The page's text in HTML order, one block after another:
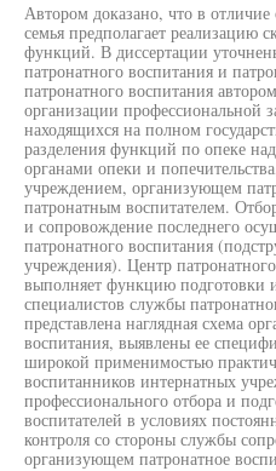
Автором доказано, что в
семья предполагает реализацию
функций. В диссертации
патронатного воспитания и
патронатного воспитания
организации профессиональной
находящихся на полном
разделения функций по опеке
органами опеки и
учреждением, организующем
патронатным воспитателем.
и сопровождение последнего
патронатного воспитания
учреждения). Центр
выполняет функцию подготовки
специалистов службы
представлена наглядная схема
воспитания, выявлены ее
широкой применимостью
воспитанников интернатных
профессионального отбора и
воспитателей в условиях
контроля со стороны службы
организующем патронатное